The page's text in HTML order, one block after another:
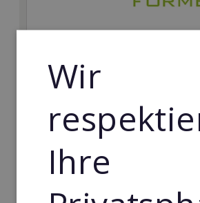
Körperformen EMS
Körperformen - Erfolg mit
EMS-Equipment. Hier mehr erfahren
Min. Eigenkapital:
Wir
Ihre